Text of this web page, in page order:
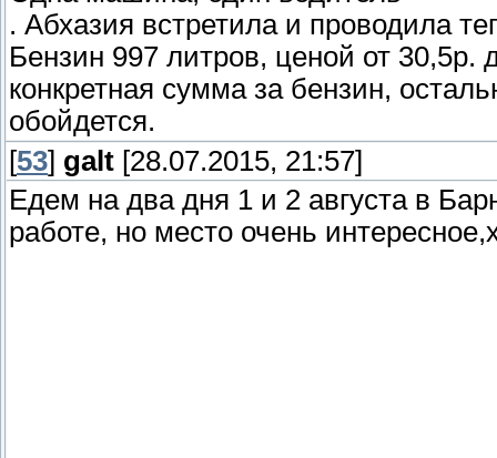
. Абхазия встретила и проводила
Бензин 997 литров, ценой от 30,5р.
конкретная сумма за бензин,
обойдется.
[53] galt [28.07.2015, 21:57]
Едем на два дня 1 и 2 августа в
работе, но место очень